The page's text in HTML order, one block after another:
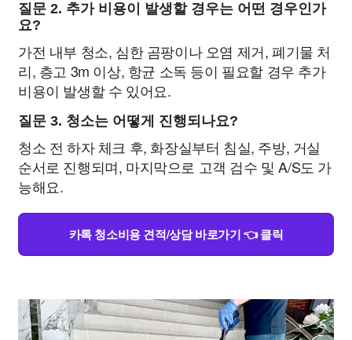
질문 2. 추가 비용이 발생할 경우는 어떤 경우인가
요?
가전 내부 청소, 심한 곰팡이나 오염 제거, 폐기물 처
리, 층고 3m 이상, 항균 소독 등이 필요할 경우 추가
비용이 발생할 수 있어요.
질문 3. 청소는 어떻게 진행되나요?
청소 전 하자 체크 후, 화장실부터 침실, 주방, 거실
순서로 진행되며, 마지막으로 고객 검수 및 A/S도 가
능해요.
카톡 청소비용 견적/상담 바로가기 👈 클릭